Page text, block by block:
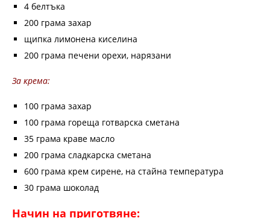
4 белтъка
200 грама захар
щипка лимонена киселина
200 грама печени орехи, нарязани
За крема:
100 грама захар
100 грама гореща готварска сметана
35 грама краве масло
200 грама сладкарска сметана
600 грама крем сирене, на стайна температура
30 грама шоколад
Начин на приготвяне: